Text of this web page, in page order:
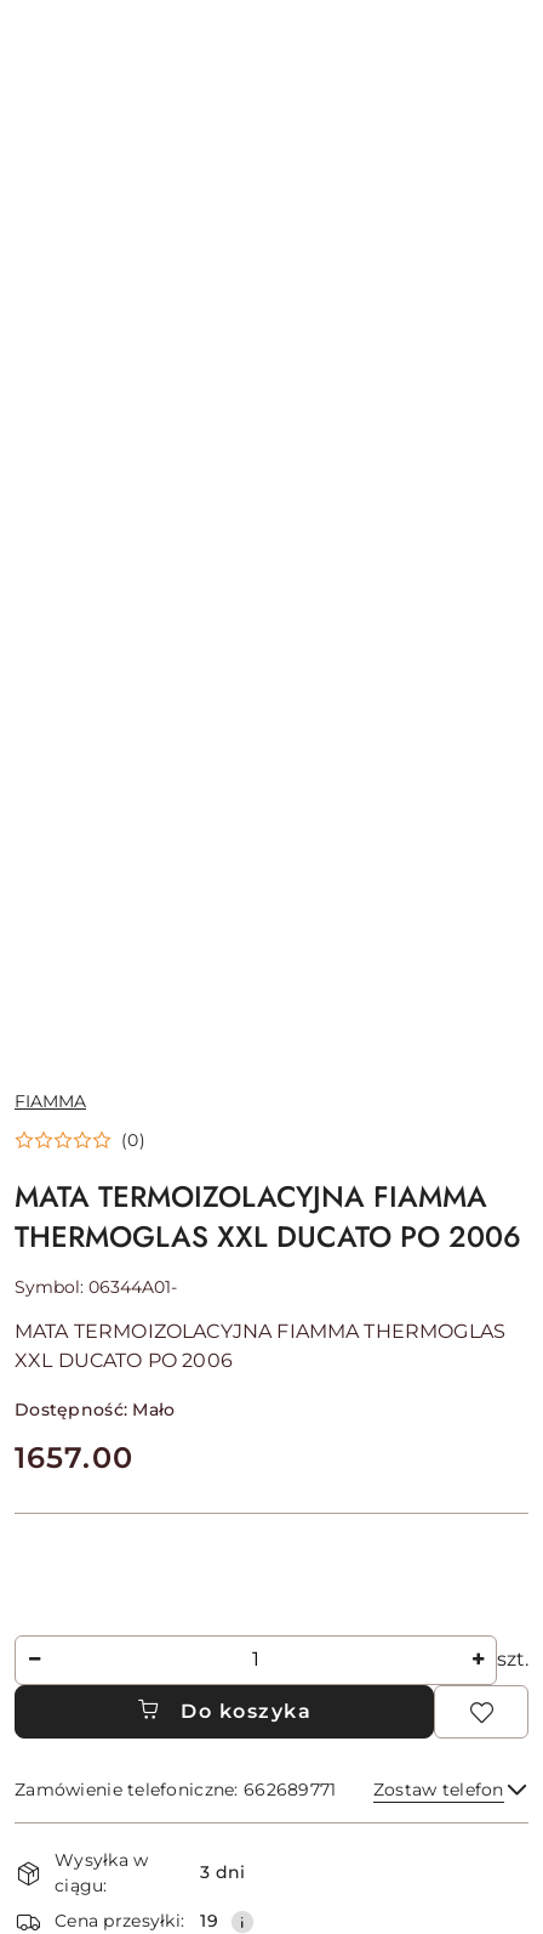
NAZWA
PRODUCENTA:
FIAMMA
(0)
MATA TERMOIZOLACYJNA FIAMMA
THERMOGLAS XXL DUCATO PO 2006
Symbol: 06344A01-
MATA TERMOIZOLACYJNA FIAMMA THERMOGLAS
XXL DUCATO PO 2006
Dostępność: Mało
cena:
1657.00
Ilość szt.
Do koszyka
Zamówienie telefoniczne: 662689771 Zostaw telefon
i
dostawa
Wysyłka w
ciągu:
3 dni
Cena przesyłki: 19